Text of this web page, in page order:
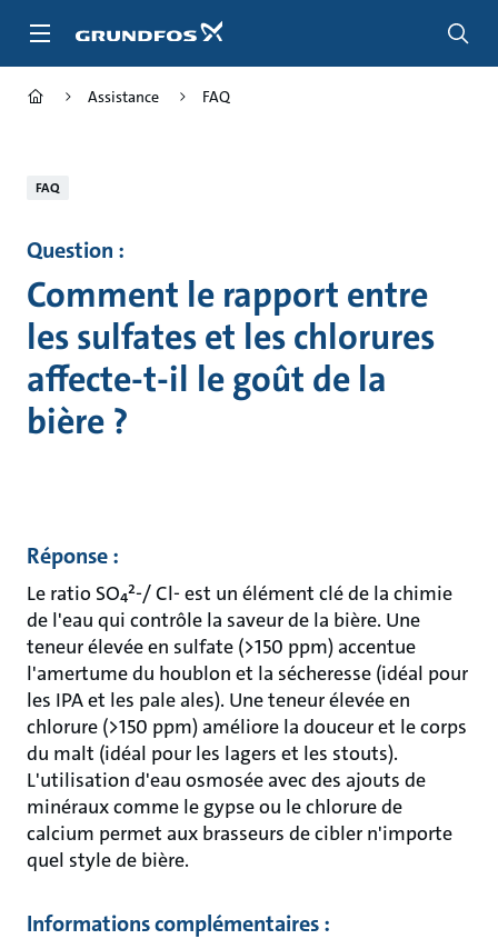
Assistance FAQ
FAQ
Question :
Comment le rapport entre
les sulfates et les chlorures
affecte-t-il le goût de la
bière ?
Réponse :
Le ratio SO₄²-/ Cl- est un élément clé de la chimie
de l'eau qui contrôle la saveur de la bière. Une
teneur élevée en sulfate (>150 ppm) accentue
l'amertume du houblon et la sécheresse (idéal pour
les IPA et les pale ales). Une teneur élevée en
chlorure (>150 ppm) améliore la douceur et le corps
du malt (idéal pour les lagers et les stouts).
L'utilisation d'eau osmosée avec des ajouts de
minéraux comme le gypse ou le chlorure de
calcium permet aux brasseurs de cibler n'importe
quel style de bière.
Informations complémentaires :